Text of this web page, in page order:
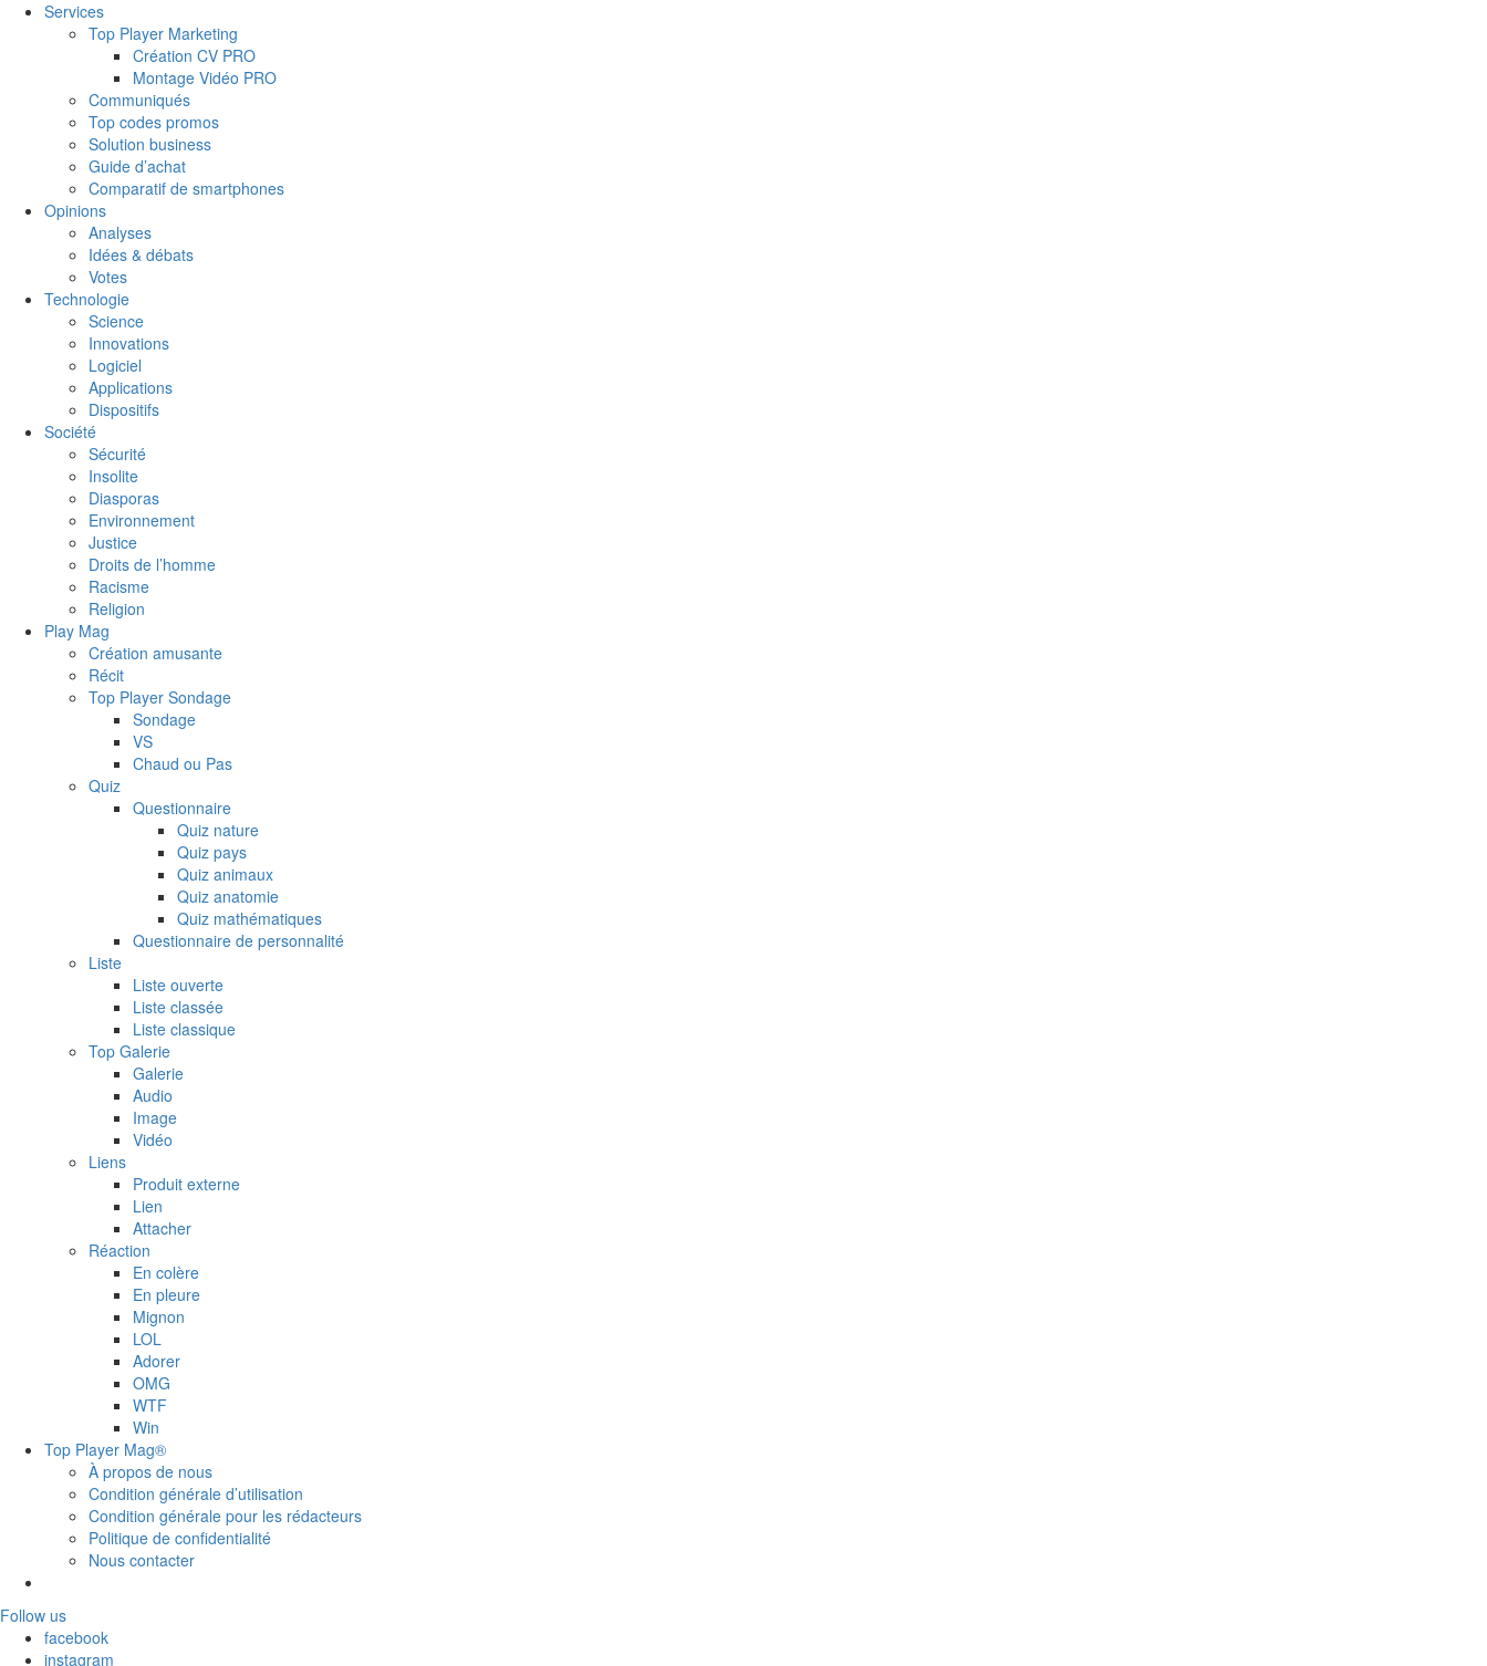
Services
Top Player Marketing
Création CV PRO
Montage Vidéo PRO
Communiqués
Top codes promos
Solution business
Guide d’achat
Comparatif de smartphones
Opinions
Analyses
Idées & débats
Votes
Technologie
Science
Innovations
Logiciel
Applications
Dispositifs
Société
Sécurité
Insolite
Diasporas
Environnement
Justice
Droits de l’homme
Racisme
Religion
Play Mag
Création amusante
Récit
Top Player Sondage
Sondage
VS
Chaud ou Pas
Quiz
Questionnaire
Quiz nature
Quiz pays
Quiz animaux
Quiz anatomie
Quiz mathématiques
Questionnaire de personnalité
Liste
Liste ouverte
Liste classée
Liste classique
Top Galerie
Galerie
Audio
Image
Vidéo
Liens
Produit externe
Lien
Attacher
Réaction
En colère
En pleure
Mignon
LOL
Adorer
OMG
WTF
Win
Top Player Mag®
À propos de nous
Condition générale d’utilisation
Condition générale pour les rédacteurs
Politique de confidentialité
Nous contacter
Follow us
facebook
instagram